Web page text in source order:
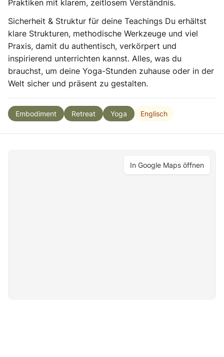
Praktiken mit klarem, zeitlosem Verständnis.
Sicherheit & Struktur für deine Teachings Du erhältst
klare Strukturen, methodische Werkzeuge und viel
Praxis, damit du authentisch, verkörpert und
inspirierend unterrichten kannst. Alles, was du
brauchst, um deine Yoga-Stunden zuhause oder in der
Welt sicher und präsent zu gestalten.
Embodiment Retreat Yoga Englisch
In Google Maps öffnen